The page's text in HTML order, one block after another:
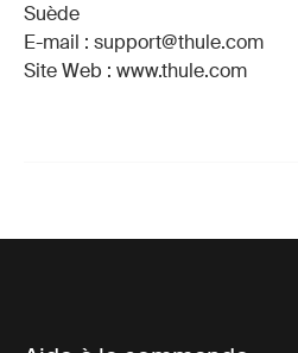
Suède
E-mail : support@thule.com
Site Web : www.thule.com